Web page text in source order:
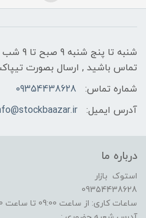
شنبه تا
تماس باشید , ارسال بصورت
شماره تماس:
09354438628
آدرس ایمیل:
درباره ما
استوک بازار
09354438628
ساعات کاری: از ساعت 09:00 تا ساعت 21:00